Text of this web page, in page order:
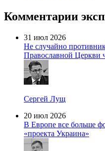
Комментарии
31 июл 2026
Не случайно
Православной Церкви
Сергей Лущ
20 июл 2026
В Европе все больше
«проекта Украина»